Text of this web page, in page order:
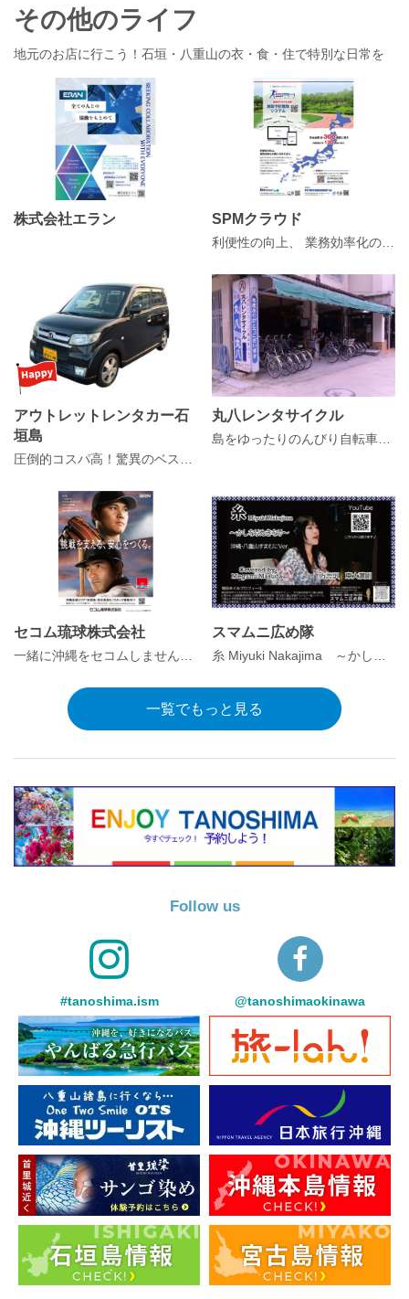
その他のライフ
地元のお店に行こう！石垣・八重山の衣・食・住で特別な日常を
株式会社エラン SPMクラウド
アウトレットレンタカー石
垣島
丸八レンタサイクル
セコム琉球株式会社 スマムニ広め隊
一覧でもっと見る
Follow us
#tanoshima.ism @tanoshimaokinawa